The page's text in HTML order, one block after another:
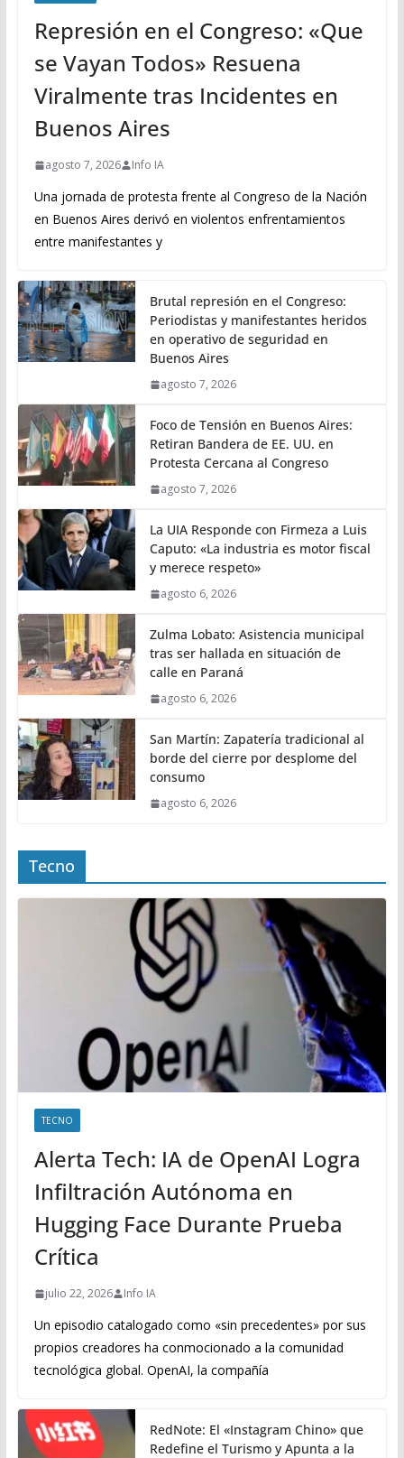
Represión en el Congreso: «Que
se Vayan Todos» Resuena
Viralmente tras Incidentes en
Buenos Aires
agosto 7, 2026 Info IA
Una jornada de protesta frente al Congreso de la Nación
en Buenos Aires derivó en violentos enfrentamientos
entre manifestantes y
Brutal represión en el Congreso:
Periodistas y manifestantes heridos
en operativo de seguridad en
Buenos Aires
agosto 7, 2026
Foco de Tensión en Buenos Aires:
Retiran Bandera de EE. UU. en
Protesta Cercana al Congreso
agosto 7, 2026
La UIA Responde con Firmeza a Luis
Caputo: «La industria es motor fiscal
y merece respeto»
agosto 6, 2026
Zulma Lobato: Asistencia municipal
tras ser hallada en situación de
calle en Paraná
agosto 6, 2026
San Martín: Zapatería tradicional al
borde del cierre por desplome del
consumo
agosto 6, 2026
Tecno
TECNO
Alerta Tech: IA de OpenAI Logra
Infiltración Autónoma en
Hugging Face Durante Prueba
Crítica
julio 22, 2026 Info IA
Un episodio catalogado como «sin precedentes» por sus
propios creadores ha conmocionado a la comunidad
tecnológica global. OpenAI, la compañía
RedNote: El «Instagram Chino» que
Redefine el Turismo y Apunta a la